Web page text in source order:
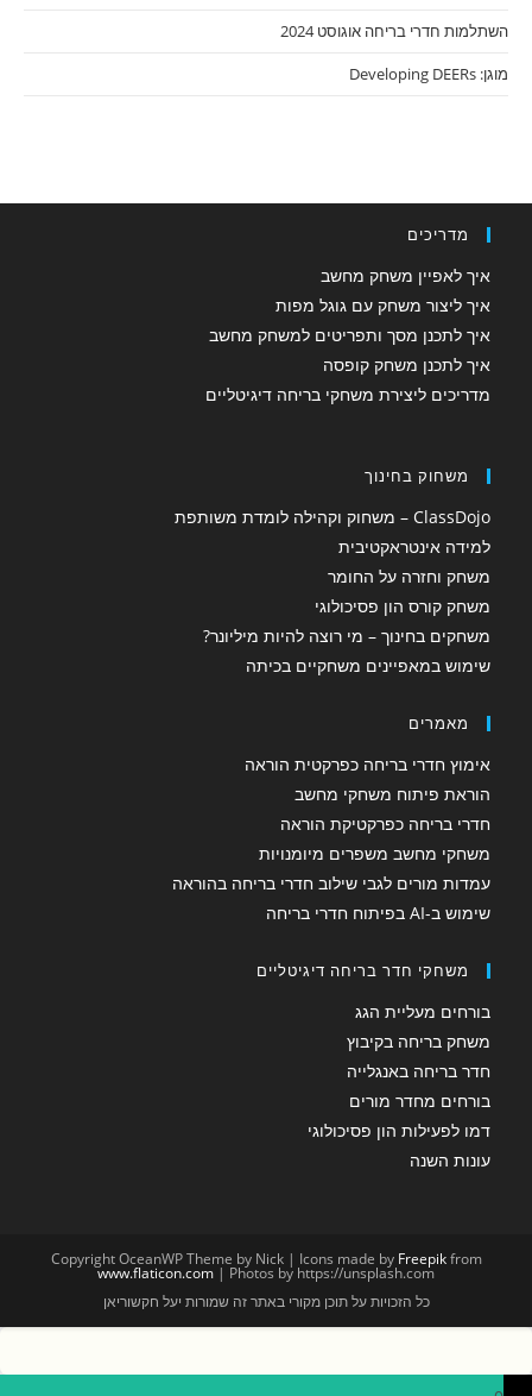
השתלמות חדרי בריחה אוגוסט 2024
מוגן: Developing DEERs
מדריכים
איך לאפיין משחק מחשב
איך ליצור משחק עם גוגל מפות
איך לתכנן מסך ותפריטים למשחק מחשב
איך לתכנן משחק קופסה
מדריכים ליצירת משחקי בריחה דיגיטליים
משחוק בחינוך
ClassDojo – משחוק וקהילה לומדת משותפת
למידה אינטראקטיבית
משחק וחזרה על החומר
משחק קורס הון פסיכולוגי
משחקים בחינוך – מי רוצה להיות מיליונר?
שימוש במאפיינים משחקיים בכיתה
מאמרים
אימוץ חדרי בריחה כפרקטית הוראה
הוראת פיתוח משחקי מחשב
חדרי בריחה כפרקטיקת הוראה
משחקי מחשב משפרים מיומנויות
עמדות מורים לגבי שילוב חדרי בריחה בהוראה
שימוש ב-AI בפיתוח חדרי בריחה
משחקי חדר בריחה דיגיטליים
בורחים מעליית הגג
משחק בריחה בקיבוץ
חדר בריחה באנגלייה
בורחים מחדר מורים
דמו לפעילות הון פסיכולוגי
עונות השנה
Copyright OceanWP Theme by Nick | Icons made by Freepikfrom
www.flaticon.com | Photos by https://unsplash.com
כל הזכויות על תוכן מקורי באתר זה שמורות יעל חקשוריאן